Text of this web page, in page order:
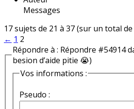
Messages
17 sujets de 21 à 37 (sur un total de
← 1 2
Répondre à : Répondre #54914
besion d’aide pitie 😭)
Vos informations :
Pseudo :